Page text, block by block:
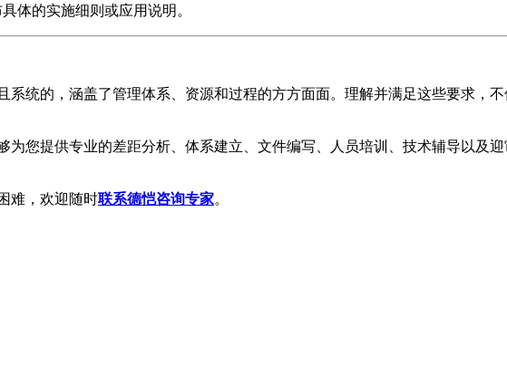
体的实施细则或应用说明。
统的，涵盖了管理体系、资源和过程的方方面面。理解并满足这些要求，
您提供专业的差距分析、体系建立、文件编写、人员培训、技术辅导以及
难，欢迎随时联系德恺咨询专家。